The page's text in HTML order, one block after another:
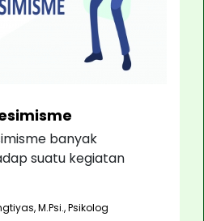
banyak
suatu kegiatan
M.Psi., Psikolog